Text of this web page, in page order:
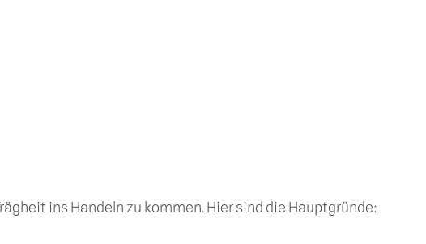
ins Handeln zu kommen. Hier sind die Hauptgründe: